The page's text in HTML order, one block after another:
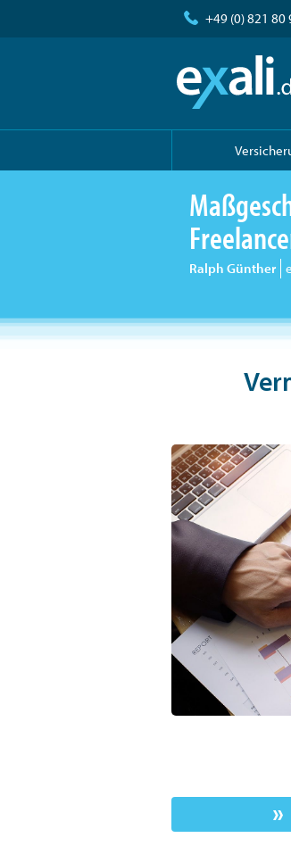
+49 (0) 821 80
Ralph Günther